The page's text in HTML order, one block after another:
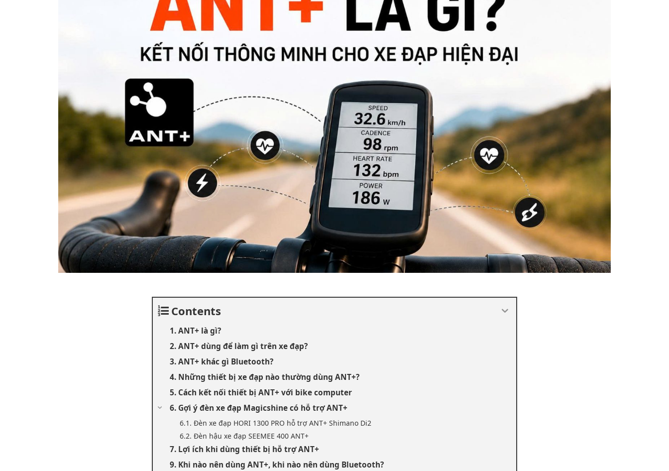
Contents
1. ANT+ là gì?
2. ANT+ dùng để làm gì trên xe đạp?
3. ANT+ khác gì Bluetooth?
4. Những thiết bị xe đạp nào thường dùng ANT+?
5. Cách kết nối thiết bị ANT+ với bike computer
6. Gợi ý đèn xe đạp Magicshine có hỗ trợ ANT+
6.1. Đèn xe đạp HORI 1300 PRO hỗ trợ ANT+ Shimano Di2
6.2. Đèn hậu xe đạp SEEMEE 400 ANT+
7. Lợi ích khi dùng thiết bị hỗ trợ ANT+
9. Khi nào nên dùng ANT+, khi nào nên dùng Bluetooth?